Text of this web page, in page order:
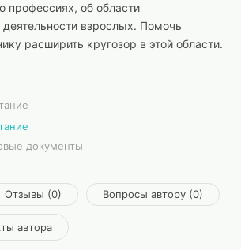
профессиях, об области
взрослых. Помочь
расширить кругозор в этой области.
документы
Отзывы (0) Вопросы автору (0)
автора